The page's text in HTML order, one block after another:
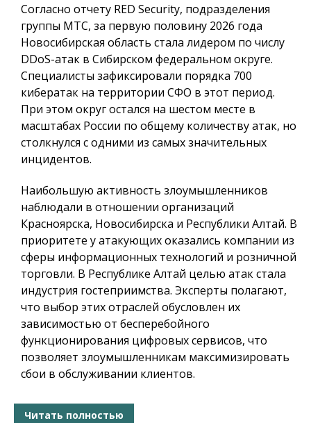
Согласно отчету RED Security, подразделения
группы МТС, за первую половину 2026 года
Новосибирская область стала лидером по числу
DDoS-атак в Сибирском федеральном округе.
Специалисты зафиксировали порядка 700
кибератак на территории СФО в этот период.
При этом округ остался на шестом месте в
масштабах России по общему количеству атак, но
столкнулся с одними из самых значительных
инцидентов.
Наибольшую активность злоумышленников
наблюдали в отношении организаций
Красноярска, Новосибирска и Республики Алтай. В
приоритете у атакующих оказались компании из
сферы информационных технологий и розничной
торговли. В Республике Алтай целью атак стала
индустрия гостеприимства. Эксперты полагают,
что выбор этих отраслей обусловлен их
зависимостью от бесперебойного
функционирования цифровых сервисов, что
позволяет злоумышленникам максимизировать
сбои в обслуживании клиентов.
Читать полностью